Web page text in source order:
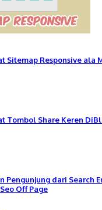
Sitemap Responsive ala
Tombol Share Keren
Pengunjung dari Search
Off Page